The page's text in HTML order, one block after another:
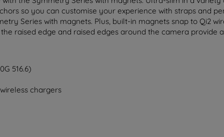
so you can customise your experience with straps and
Series with magnets. Plus, built-in magnets snap to Qi2
raised edge and raised edges around the camera provide
516.6)
chargers